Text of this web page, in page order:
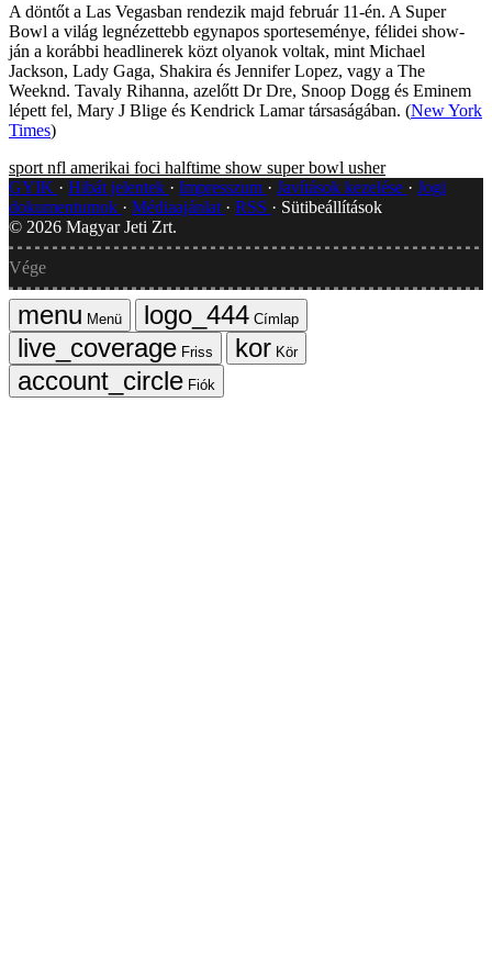
A döntőt a Las Vegasban rendezik majd február 11-én. A Super
Bowl a világ legnézettebb egynapos sporteseménye, félidei show-
ján a korábbi headlinerek közt olyanok voltak, mint Michael
Jackson, Lady Gaga, Shakira és Jennifer Lopez, vagy a The
Weeknd. Tavaly Rihanna, azelőtt Dr Dre, Snoop Dogg és Eminem
lépett fel, Mary J Blige és Kendrick Lamar társaságában. (New York
Times)
sport nfl amerikai foci halftime show super bowl usher
GYIK
Hibát jelentek Impresszum Javítások kezelése
Jogi
dokumentumok
Médiaajánlat RSS
Sütibeállítások
© 2026 Magyar Jeti Zrt.
Vége
Menü
Címlap
Friss
Kör
Fiók